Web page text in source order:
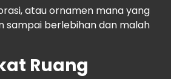
atau ornamen mana yang
sampai berlebihan dan malah
Ruang